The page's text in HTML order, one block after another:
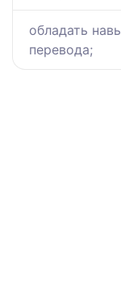
обладать
перевода;